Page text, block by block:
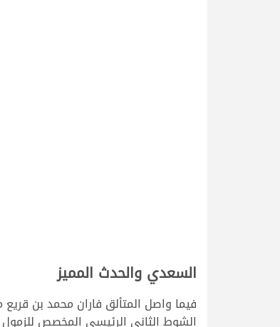
السعدي والحدث المميز
فيما واصل المتألق فاران محمد بن